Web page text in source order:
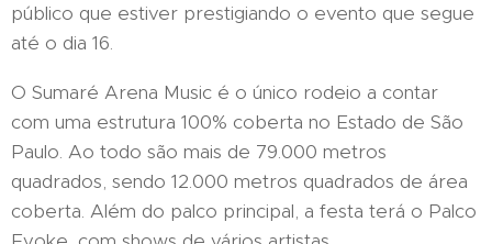
público que estiver prestigiando o evento que segue
até o dia 16.
O Sumaré Arena Music é o único rodeio a contar
com uma estrutura 100% coberta no Estado de São
Paulo. Ao todo são mais de 79.000 metros
quadrados, sendo 12.000 metros quadrados de área
coberta. Além do palco principal, a festa terá o Palco